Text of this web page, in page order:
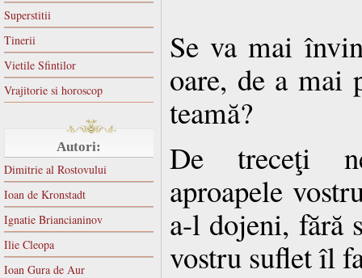
Superstitii
Tinerii
Vietile Sfintilor
Vrajitorie si horoscop
Autori:
Dimitrie al Rostovului
Ioan de Kronstadt
Ignatie Briancianinov
Ilie Cleopa
Ioan Gura de Aur
Se va mai
oare, de a mai
teamă?
De treceţi
aproapele
a-l dojeni, fără
vostru suflet îl